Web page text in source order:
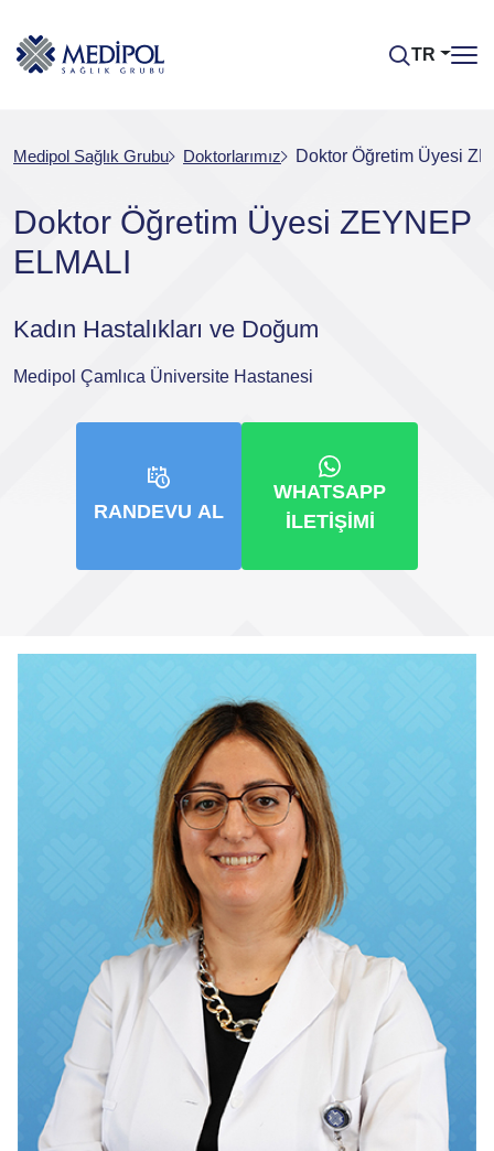
TR
Medipol Sağlık Grubu Doktorlarımız Doktor Öğretim Üyesi
Doktor Öğretim Üyesi ZEYNEP
ELMALI
Kadın Hastalıkları ve Doğum
Medipol Çamlıca Üniversite Hastanesi
RANDEVU AL
WHATSAPP
İLETIŞIMI